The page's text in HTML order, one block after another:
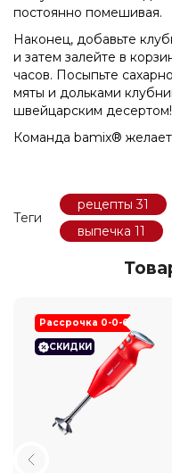
постоянно помешивая.
Наконец, добавьте
и затем залейте в
часов. Посыпьте
мяты и дольками
швейцарским десертом!
Команда bamix® желает
Теги
рецепты31
выпечка 11
Рассрочка 0-0-6
СКИДКИ